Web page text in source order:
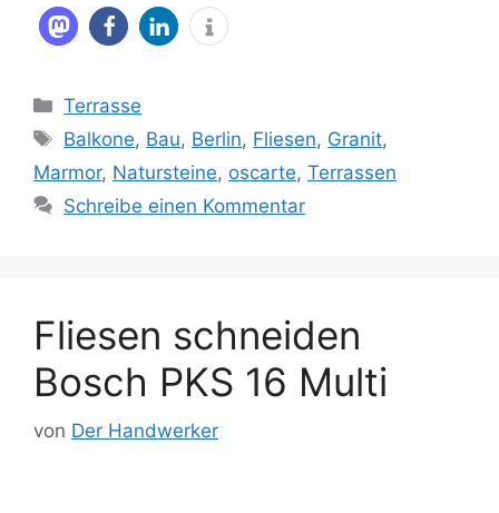
Kategorien
Terrasse
Schlagwörter
Balkone, Bau, Berlin, Fliesen, Granit,
Marmor, Natursteine, oscarte, Terrassen
Schreibe einen Kommentar
Fliesen schneiden
Bosch PKS 16 Multi
von Der Handwerker